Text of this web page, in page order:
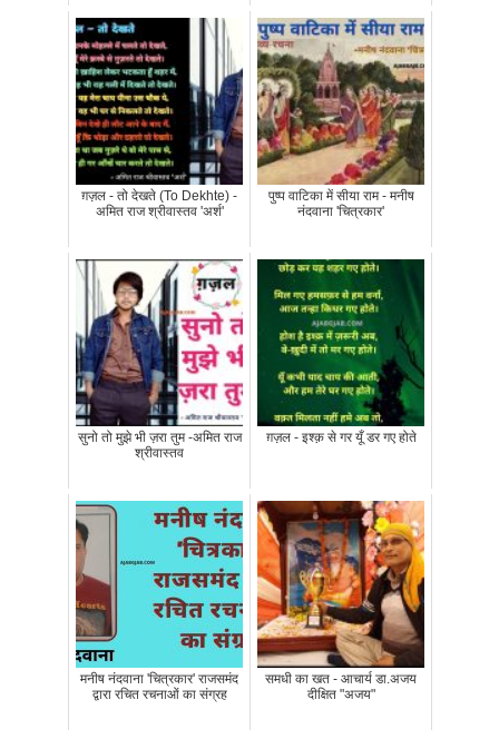
ग़ज़ल - तो देखते (To Dekhte) -
अमित राज श्रीवास्तव 'अर्श'
पुष्प वाटिका में सीया राम - मनीष
नंदवाना 'चित्रकार'
सुनो तो मुझे भी ज़रा तुम -अमित राज
श्रीवास्तव
ग़ज़ल - इश्क़ से गर यूँ डर गए होते
मनीष नंदवाना 'चित्रकार' राजसमंद
द्वारा रचित रचनाओं का संग्रह
समधी का खत - आचार्य डा.अजय
दीक्षित "अजय"